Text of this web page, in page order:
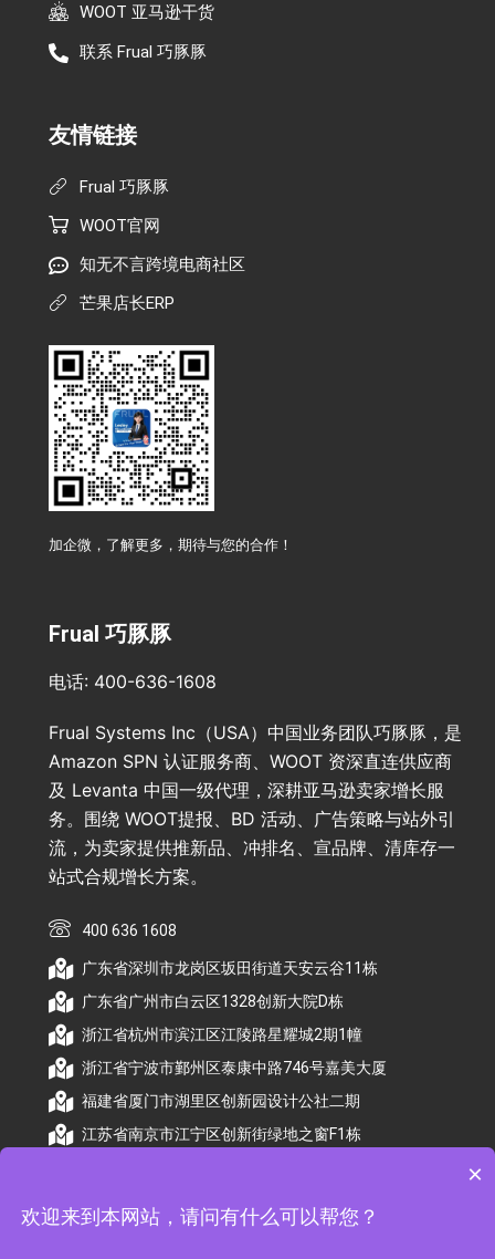
WOOT 亚马逊干货
联系 Frual 巧豚豚
友情链接
Frual 巧豚豚
WOOT官网
知无不言跨境电商社区
芒果店长ERP
加企微，了解更多，期待与您的合作！
Frual 巧豚豚
电话: 400-636-1608
Frual Systems Inc（USA）中国业务团队巧豚豚，是
Amazon SPN 认证服务商、WOOT 资深直连供应商
及 Levanta 中国一级代理，深耕亚马逊卖家增长服
务。围绕 WOOT提报、BD 活动、广告策略与站外引
流，为卖家提供推新品、冲排名、宣品牌、清库存一
站式合规增长方案。
400 636 1608
广东省深圳市龙岗区坂田街道天安云谷11栋
广东省广州市白云区1328创新大院D栋
浙江省杭州市滨江区江陵路星耀城2期1幢
浙江省宁波市鄞州区泰康中路746号嘉美大厦
福建省厦门市湖里区创新园设计公社二期
江苏省南京市江宁区创新街绿地之窗F1栋
×
欢迎来到本网站，请问有什么可以帮您？